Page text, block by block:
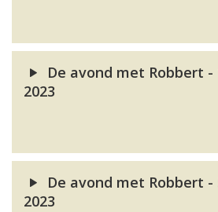
De avond met Robbert -
2023
De avond met Robbert -
2023